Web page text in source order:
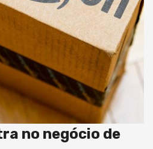
no negócio de